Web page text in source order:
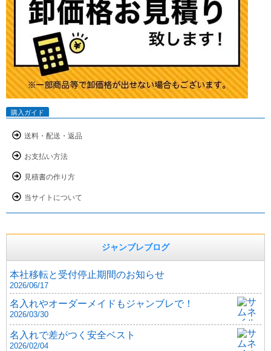
購入ガイド
送料・配送・返品
お支払い方法
見積書の作り方
当サイトについて
ジャンブレブログ
本社移転と受付停止期間のお知らせ
2026/06/17
名入れやオーダーメイドもジャンブレで！
2026/03/30
名入れで差がつく安全ベスト
2026/02/04